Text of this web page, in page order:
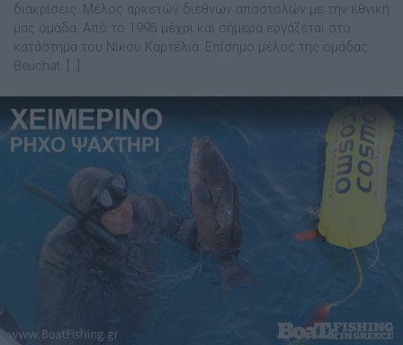
διακρίσεις. Μέλος αρκετών διεθνών αποστολών µε την εθνική
µας οµάδα. Από το 1995 µέχρι και σήµερα εργάζεται στο
κατάστηµα του Νίκου Καρτέλια. Επίσηµο µέλος της οµάδας
Beuchat. […]